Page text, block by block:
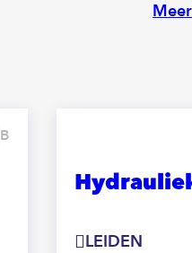
Bewaren
LEIDEN